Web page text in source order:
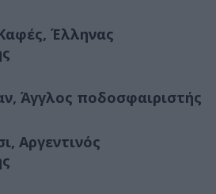
Έλληνας
Άγγλος ποδοσφαιριστής
Αργεντινός